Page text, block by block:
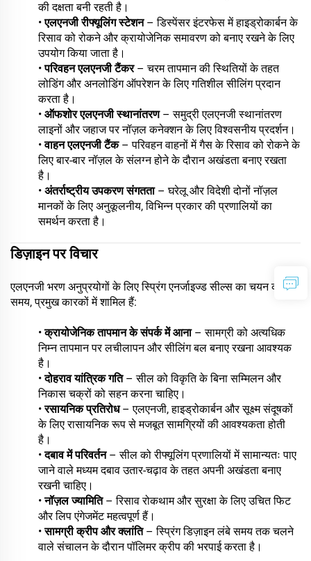
की दक्षता बनी रहती है।
•एलएनजी रीफ्यूलिंग स्टेशन – डिस्पेंसर इंटरफेस में हाइड्रोकार्बन के
रिसाव को रोकने और क्रायोजेनिक समावरण को बनाए रखने के लिए
उपयोग किया जाता है।
•परिवहन एलएनजी टैंकर – चरम तापमान की स्थितियों के तहत
लोडिंग और अनलोडिंग ऑपरेशन के लिए गतिशील सीलिंग प्रदान
करता है।
• ऑफशोर एलएनजी स्थानांतरण – समुद्री एलएनजी स्थानांतरण
लाइनों और जहाज पर नॉज़ल कनेक्शन के लिए विश्वसनीय प्रदर्शन।
•वाहन एलएनजी टैंक – परिवहन वाहनों में गैस के रिसाव को रोकने के
लिए बार-बार नॉज़ल के संलग्न होने के दौरान अखंडता बनाए रखता
है।
• अंतर्राष्ट्रीय उपकरण संगतता – घरेलू और विदेशी दोनों नॉज़ल
मानकों के लिए अनुकूलनीय, विभिन्न प्रकार की प्रणालियों का
समर्थन करता है।
डिज़ाइन पर विचार
एलएनजी भरण अनुप्रयोगों के लिए स्प्रिंग एनर्जाइज्ड सील्स का चयन करते
समय, प्रमुख कारकों में शामिल हैं:
•क्रायोजेनिक तापमान के संपर्क में आना – सामग्री को अत्यधिक
निम्न तापमान पर लचीलापन और सीलिंग बल बनाए रखना आवश्यक
है।
•दोहराव यांत्रिक गति – सील को विकृति के बिना सम्मिलन और
निकास चक्रों को सहन करना चाहिए।
•रसायनिक प्रतिरोध– एलएनजी, हाइड्रोकार्बन और सूक्ष्म संदूषकों
के लिए रासायनिक रूप से मजबूत सामग्रियों की आवश्यकता होती
है।
•दबाव में परिवर्तन – सील को रीफ्यूलिंग प्रणालियों में सामान्यतः पाए
जाने वाले मध्यम दबाव उतार-चढ़ाव के तहत अपनी अखंडता बनाए
रखनी चाहिए।
•नॉज़ल ज्यामिति – रिसाव रोकथाम और सुरक्षा के लिए उचित फिट
और लिप एंगेजमेंट महत्वपूर्ण हैं।
•सामग्री क्रीप और क्लांति – स्प्रिंग डिज़ाइन लंबे समय तक चलने
वाले संचालन के दौरान पॉलिमर क्रीप की भरपाई करता है।